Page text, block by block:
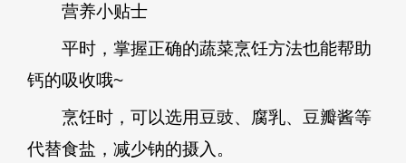
营养小贴士
平时，掌握正确的蔬菜烹饪方法也能帮助
钙的吸收哦~
烹饪时，可以选用豆豉、腐乳、豆瓣酱等
代替食盐，减少钠的摄入。